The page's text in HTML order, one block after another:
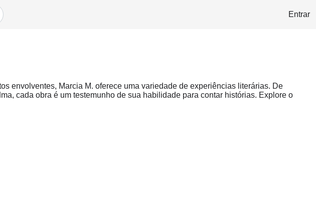
Entrar
envolventes, Marcia M. oferece uma variedade de experiências literárias. De
cada obra é um testemunho de sua habilidade para contar histórias. Explore o